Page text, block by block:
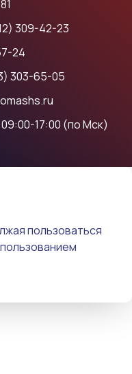
309-42-23
24
303-65-05
17:00 (по Мск)
пользоваться